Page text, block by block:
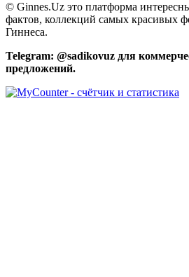
© Ginnes.Uz это платформа
фактов, коллекций самых красивых
Гиннеса.
Telegram: @sadikovuz для
предложений.